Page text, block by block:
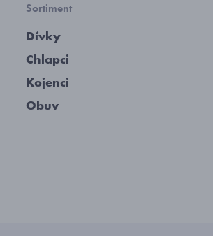
Sortiment
Dívky
Chlapci
Kojenci
Obuv